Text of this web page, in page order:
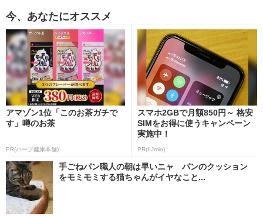
今、あなたにオススメ
アマゾン1位「このお茶ガチで
す」噂のお茶
PR(ハーブ健康本舗)
スマホ2GBで月額850円～ 格安
SIMをお得に使うキャンペーン
実施中！
PR(IIJmio)
手ごねパン職人の朝は早いニャ パンのクッション
をモミモミする猫ちゃんがイヤなこと...